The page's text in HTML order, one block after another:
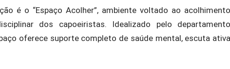
é o “Espaço Acolher”, ambiente voltado ao acolhimento
dos capoeiristas. Idealizado pelo departamento
oferece suporte completo de saúde mental, escuta ativa